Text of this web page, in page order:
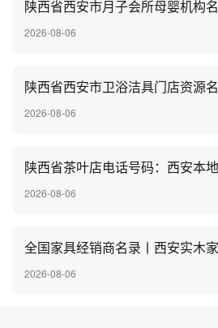
陕西省西安市月子会所母婴机构
2026-08-06
陕西省西安市卫浴洁具门店资源
2026-08-06
陕西省茶叶店电话号码：西安本
2026-08-06
全国家具经销商名录丨西安实木
2026-08-06